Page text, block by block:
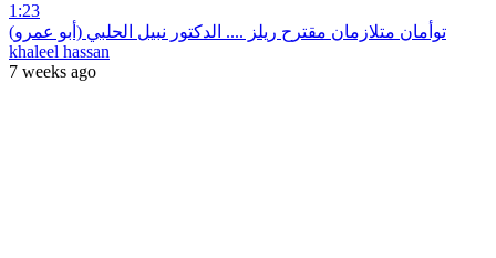
1:23
مقترح ريلز .... الدكتور نبيل الحلبي (أبو عمرو) توأمان متلازمان
khaleel hassan
7 weeks ago